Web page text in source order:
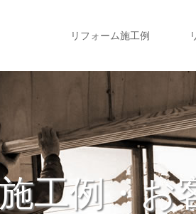
リフォーム施工例
工例・お